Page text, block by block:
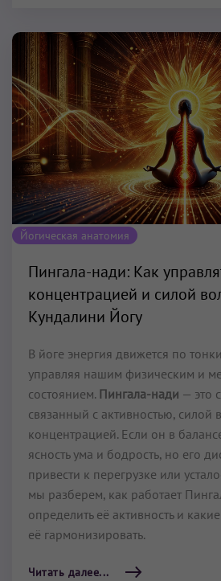
Йогическая анатомия
Пингала-нади: Как
концентрацией и силой
Кундалини Йогу
В йоге энергия движется по
управляя нашим физическим и
состоянием. Пингала-нади — это
связанный с активностью, силой
концентрацией. Если он в
ясность ума и бодрость, но его
привести к перегрузке или
мы разберем, как работает
определить её активность и
её гармонизировать.
Читать далее...